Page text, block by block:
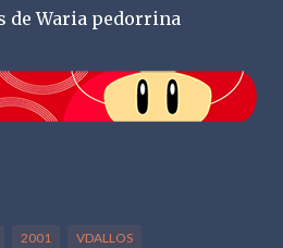
de Waria pedorrina
2001 VDALLOS